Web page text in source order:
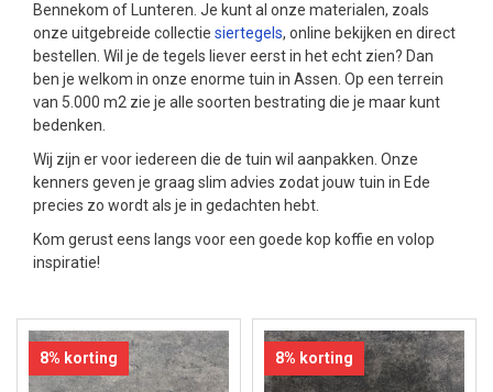
Bennekom of Lunteren. Je kunt al onze materialen, zoals
onze uitgebreide collectie siertegels, online bekijken en direct
bestellen. Wil je de tegels liever eerst in het echt zien? Dan
ben je welkom in onze enorme tuin in Assen. Op een terrein
van 5.000 m2 zie je alle soorten bestrating die je maar kunt
bedenken.
Wij zijn er voor iedereen die de tuin wil aanpakken. Onze
kenners geven je graag slim advies zodat jouw tuin in Ede
precies zo wordt als je in gedachten hebt.
Kom gerust eens langs voor een goede kop koffie en volop
inspiratie!
8% korting 8% korting